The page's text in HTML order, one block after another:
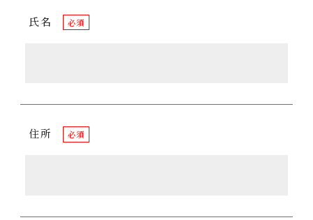
氏名 必須
住所 必須